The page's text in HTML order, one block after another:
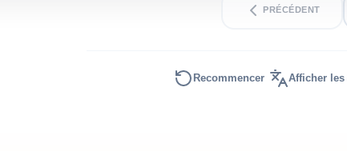
PRÉCÉDENT
Recommencer Afficher